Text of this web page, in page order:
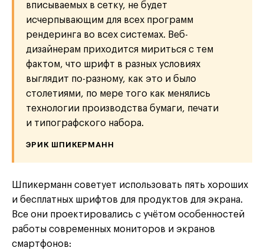
вписываемых в сетку, не будет
исчерпывающим для всех программ
рендеринга во всех системах. Веб-
дизайнерам приходится мириться с тем
фактом, что шрифт в разных условиях
выглядит по-разному, как это и было
столетиями, по мере того как менялись
технологии производства бумаги, печати
и типографского набора.
ЭРИК ШПИКЕРМАНН
Шпикерманн советует использовать пять хороших
и бесплатных шрифтов для продуктов для экрана.
Все они проектировались с учётом особенностей
работы современных мониторов и экранов
смартфонов: